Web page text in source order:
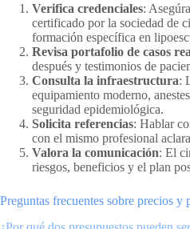
Verifica credenciales:
certificado por la sociedad de
formación específica en
Revisa portafolio de casos
después y testimonios de
Consulta la infraestructura:
equipamiento moderno,
seguridad epidemiológica.
Solicita referencias: Hablar
con el mismo profesional
Valora la comunicación: El
riesgos, beneficios y el plan
Preguntas frecuentes sobre precios y